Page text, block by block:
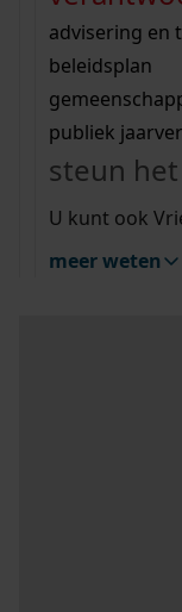
vergunningen
beeld en geluid
uitleg
Wij helpen u
bekijk alle
Wij helpen u
bekijk alle
bekijk ons
advisering en
beleidsplan
publiek
steun
U kunt ook
meer weten
Mijn Studiezaal